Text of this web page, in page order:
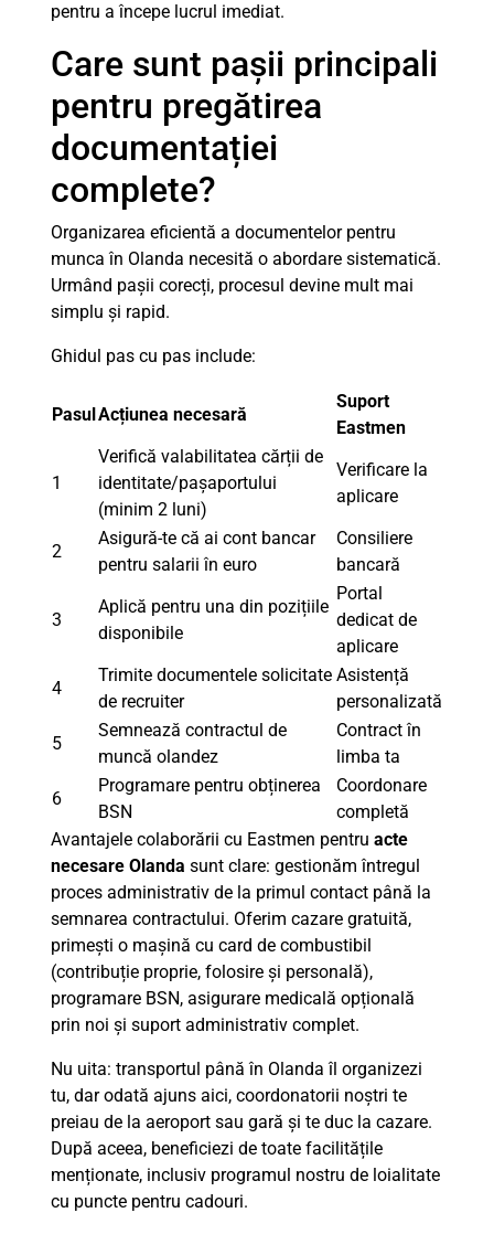
pentru a începe lucrul imediat.
Care sunt pașii principali
pentru pregătirea
documentației
complete?
Organizarea eficientă a documentelor pentru
munca în Olanda necesită o abordare sistematică.
Urmând pașii corecți, procesul devine mult mai
simplu și rapid.
Ghidul pas cu pas include:
PasulAcțiunea necesară
Suport
Eastmen
1
Verifică valabilitatea cărții de
identitate/pașaportului
(minim 2 luni)
Verificare la
aplicare
2
Asigură-te că ai cont bancar
pentru salarii în euro
Consiliere
bancară
3
Aplică pentru una din pozițiile
disponibile
Portal
dedicat de
aplicare
4
Trimite documentele solicitate
de recruiter
Asistență
personalizată
5
Semnează contractul de
muncă olandez
Contract în
limba ta
6
Programare pentru obținerea
BSN
Coordonare
completă
Avantajele colaborării cu Eastmen pentru acte
necesare Olanda sunt clare: gestionăm întregul
proces administrativ de la primul contact până la
semnarea contractului. Oferim cazare gratuită,
primești o mașină cu card de combustibil
(contribuție proprie, folosire și personală),
programare BSN, asigurare medicală opțională
prin noi și suport administrativ complet.
Nu uita: transportul până în Olanda îl organizezi
tu, dar odată ajuns aici, coordonatorii noștri te
preiau de la aeroport sau gară și te duc la cazare.
După aceea, beneficiezi de toate facilitățile
menționate, inclusiv programul nostru de loialitate
cu puncte pentru cadouri.